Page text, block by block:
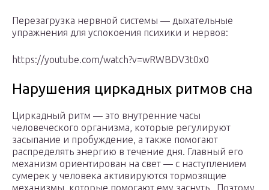
Перезагрузка нервной системы — дыхательные
упражнения для успокоения психики и нервов:
https://youtube.com/watch?v=wRWBDV3t0x0
Нарушения циркадных ритмов сна
Циркадный ритм — это внутренние часы
человеческого организма, которые регулируют
засыпание и пробуждение, а также помогают
распределять энергию в течение дня. Главный его
механизм ориентирован на свет — с наступлением
сумерек у человека активируются тормозящие
механизмы, которые помогают ему заснуть . Поэтому